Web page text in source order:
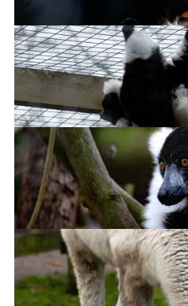
Tired lemur